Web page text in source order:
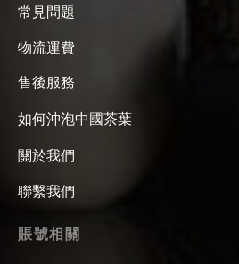
常見問題
物流運費
售後服務
如何沖泡中國茶葉
關於我們
聯繫我們
賬號相關